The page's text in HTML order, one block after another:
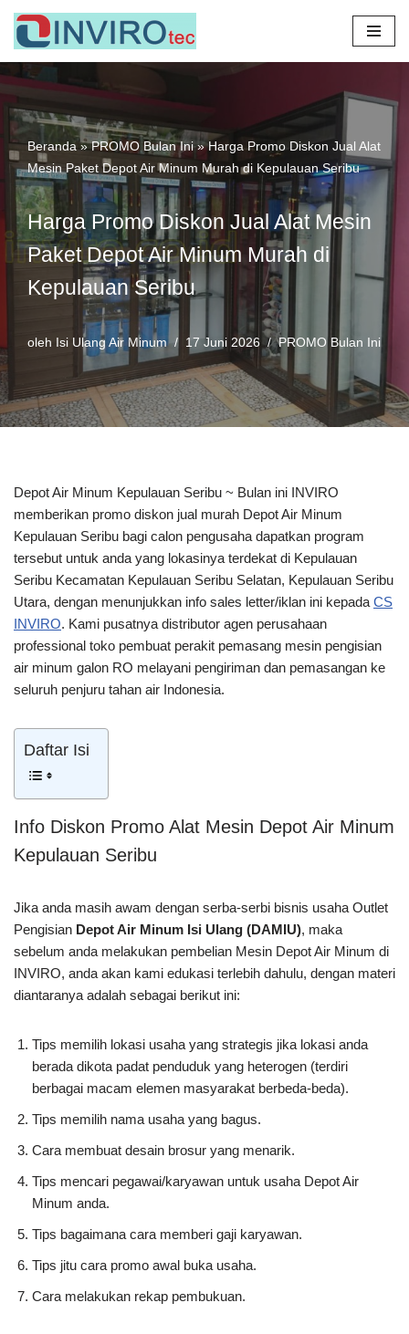
Lompat
ke
Beranda»PROMO Bulan Ini»Harga Promo Diskon Jual Alat
Mesin Paket Depot Air Minum Murah di Kepulauan Seribu
Harga Promo Diskon Jual Alat Mesin
Paket Depot Air Minum Murah di
Kepulauan Seribu
oleh Isi Ulang Air Minum 17 Juni 2026 PROMO Bulan Ini
Depot Air Minum Kepulauan Seribu ~ Bulan ini INVIRO
memberikan promo diskon jual murah Depot Air Minum
Kepulauan Seribu bagi calon pengusaha dapatkan program
tersebut untuk anda yang lokasinya terdekat di Kepulauan
Seribu Kecamatan Kepulauan Seribu Selatan, Kepulauan Seribu
Utara, dengan menunjukkan info sales letter/iklan ini kepada CS
INVIRO. Kami pusatnya distributor agen perusahaan
professional toko pembuat perakit pemasang mesin pengisian
air minum galon RO melayani pengiriman dan pemasangan ke
seluruh penjuru tahan air Indonesia.
Daftar Isi
Info Diskon Promo Alat Mesin Depot Air Minum
Kepulauan Seribu
Jika anda masih awam dengan serba-serbi bisnis usaha Outlet
Pengisian Depot Air Minum Isi Ulang (DAMIU), maka
sebelum anda melakukan pembelian Mesin Depot Air Minum di
INVIRO, anda akan kami edukasi terlebih dahulu, dengan materi
diantaranya adalah sebagai berikut ini:
Tips memilih lokasi usaha yang strategis jika lokasi anda
berada dikota padat penduduk yang heterogen (terdiri
berbagai macam elemen masyarakat berbeda-beda).
Tips memilih nama usaha yang bagus.
Cara membuat desain brosur yang menarik.
Tips mencari pegawai/karyawan untuk usaha Depot Air
Minum anda.
Tips bagaimana cara memberi gaji karyawan.
Tips jitu cara promo awal buka usaha.
Cara melakukan rekap pembukuan.